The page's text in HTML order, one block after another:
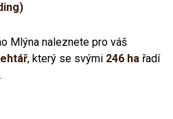
Mlýna naleznete pro váš
, který se svými 246 hařadí